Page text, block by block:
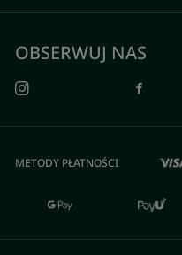
OBSERWUJ NAS
METODY PŁATNOŚCI